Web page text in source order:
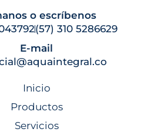
o escríbenos
(57) 310 5286629
E-mail
Inicio
Productos
Servicios